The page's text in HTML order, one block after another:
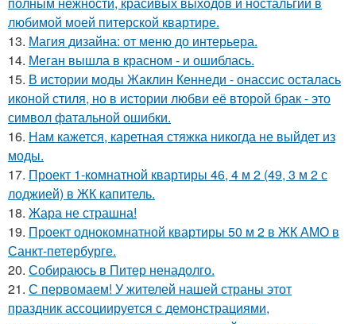
любимой моей питерской квартире.
13. Магия дизайна: от меню до интерьера.
14. Меган вышла в красном - и ошиблась.
15. В истории моды Жаклин Кеннеди - онассис осталась
иконой стиля, но в истории любви её второй брак - это
символ фатальной ошибки.
16. Нам кажется, каретная стяжка никогда не выйдет из
моды.
17. Проект 1-комнатной квартиры 46, 4 м 2 (49, 3 м 2 с
лоджией) в ЖК капитель.
18. Жара не страшна!
19. Проект однокомнатной квартиры 50 м 2 в ЖК АМО в
Санкт-петербурге.
20. Собираюсь в Питер ненадолго.
21. С первомаем! У жителей нашей страны этот
праздник ассоциируется с демонстрациями,